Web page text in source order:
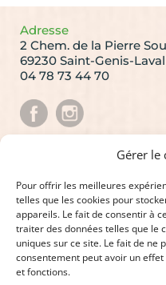
Gérer le
Pour offrir les meilleures
telles que les cookies pour
appareils. Le fait de consentir à
traiter des données telles que le
uniques sur ce site. Le fait de ne
consentement peut avoir un
et fonctions.
Adresse
2 Chem. de la Pierre
69230 Saint-Genis-Laval
04 78 73 44 70
La Newsletter
J'ai lu et j'acceptela
site